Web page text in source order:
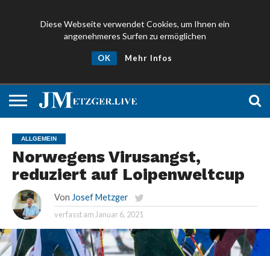
Diese Webseite verwendet Cookies, um Ihnen ein
angenehmeres Surfen zu ermöglichen
OK Mehr Infos
ALLGEMEIN
Norwegens Virusangst,
reduziert auf Loipenweltcup
Von Josef Metzger
verfasst am Januar 6, 2021